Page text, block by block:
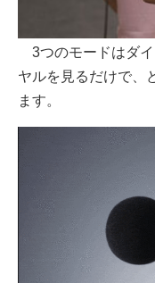
3つのモードはダイ
ヤルを見るだけで、
ます。